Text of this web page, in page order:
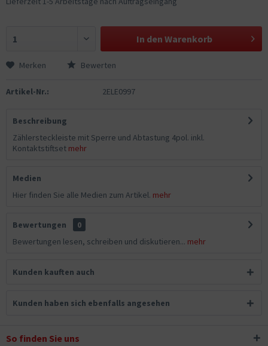
In den Warenkorb
Merken Bewerten
Artikel-Nr.: 2ELE0997
Beschreibung
Zählersteckleiste mit Sperre und Abtastung 4pol. inkl.
Kontaktstiftset mehr
Medien
Hier finden Sie alle Medien zum Artikel. mehr
Bewertungen
0
Bewertungen lesen, schreiben und diskutieren... mehr
Kunden kauften auch
Kunden haben sich ebenfalls angesehen
So finden Sie uns